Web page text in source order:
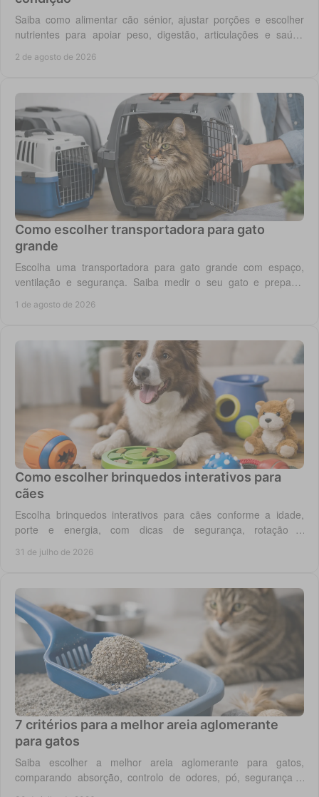
Saiba como alimentar cão sénior, ajustar porções e escolher
nutrientes para apoiar peso, digestão, articulações e saúde
2 de agosto de 2026
Como escolher transportadora para gato
grande
Escolha uma transportadora para gato grande com espaço,
ventilação e segurança. Saiba medir o seu gato e preparar
1 de agosto de 2026
Como escolher brinquedos interativos para
cães
Escolha brinquedos interativos para cães conforme a idade,
porte e energia, com dicas de segurança, rotação e
31 de julho de 2026
7 critérios para a melhor areia aglomerante
para gatos
Saiba escolher a melhor areia aglomerante para gatos,
comparando absorção, controlo de odores, pó, segurança e